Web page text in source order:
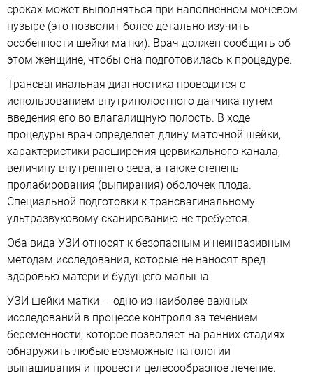
сроках может выполняться при наполненном мочевом
пузыре (это позволит более детально изучить
особенности шейки матки). Врач должен сообщить об
этом женщине, чтобы она подготовилась к процедуре.
Трансвагинальная диагностика проводится с
использованием внутриполостного датчика путем
введения его во влагалищную полость. В ходе
процедуры врач определяет длину маточной шейки,
характеристики расширения цервикального канала,
величину внутреннего зева, а также степень
пролабирования (выпирания) оболочек плода.
Специальной подготовки к трансвагинальному
ультразвуковому сканированию не требуется.
Оба вида УЗИ относят к безопасным и неинвазивным
методам исследования, которые не наносят вред
здоровью матери и будущего малыша.
УЗИ шейки матки — одно из наиболее важных
исследований в процессе контроля за течением
беременности, которое позволяет на ранних стадиях
обнаружить любые возможные патологии
вынашивания и провести целесообразное лечение.